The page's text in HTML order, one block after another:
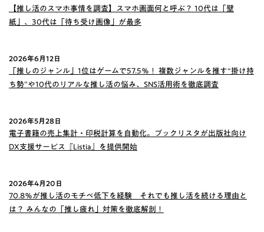
【推し活のスマホ事情を調査】スマホ画面何と呼ぶ？ 10代は「壁
紙」、30代は「待ち受け画像」が最多
2026年6月12日
「推しのジャンル」1位はゲームで57.5％！ 複数ジャンルを推す“掛け持
ち勢”や10代のリアルな推し活の悩み、SNS活用術を徹底調査
2026年5月28日
電子書籍の売上集計・印税計算を自動化。ブックリスタが出版社向け
DX支援サービス『Listia』を提供開始
2026年4月20日
70.8％が推し活のモチベ低下を経験 それでも推し活を続ける理由と
は？ みんなの「推し疲れ」対策を徹底解剖！